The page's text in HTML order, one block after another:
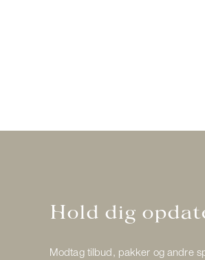
Hold dig
Modtag tilbud, pakker og andre